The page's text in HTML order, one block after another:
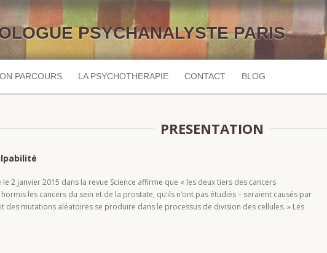
PSYCHANALYSTE PARIS
PARCOURS LA PSYCHOTHERAPIE CONTACT BLOG
PRESENTATION
2 janvier 2015 dans la revue Science affirme que « les deux tiers des cancers
les cancers du sein et de la prostate, qu’ils n’ont pas étudiés – seraient causés par
des mutations aléatoires se produire dans le processus de division des cellules. » Les